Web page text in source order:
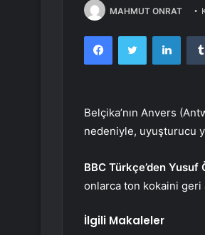
MAHMUT ONRAT
FacebookTwitter
Belçika’nın Anvers
nedeniyle, uyuşturucu
BBC Türkçe’den Yusuf
onlarca ton kokaini geri
İlgili Makaleler